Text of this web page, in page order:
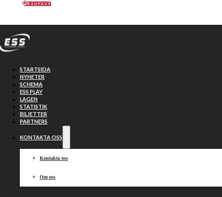
Hoppa till huvudinnehåll
STARTSIDA
NYHETER
SCHEMA
ESS PLAY
LAGEN
STATISTIK
BILJETTER
PARTNERS
KONTAKTA OSS
Kontakta oss
Om oss
Västervik
Vargarna